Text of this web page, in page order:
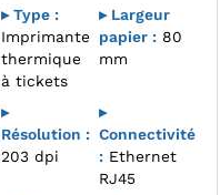
▸ Type :
Imprimante
thermique
à tickets
▸ Largeur
papier : 80
mm
▸
Résolution :
203 dpi
▸
Connectivité
: Ethernet
RJ45